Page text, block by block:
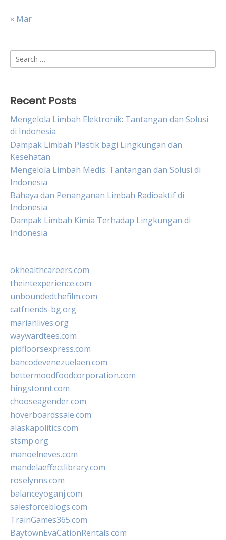
« Mar
Search
for:
Recent Posts
Mengelola Limbah Elektronik: Tantangan dan Solusi
di Indonesia
Dampak Limbah Plastik bagi Lingkungan dan
Kesehatan
Mengelola Limbah Medis: Tantangan dan Solusi di
Indonesia
Bahaya dan Penanganan Limbah Radioaktif di
Indonesia
Dampak Limbah Kimia Terhadap Lingkungan di
Indonesia
okhealthcareers.com
theintexperience.com
unboundedthefilm.com
catfriends-bg.org
marianlives.org
waywardtees.com
pidfloorsexpress.com
bancodevenezuelaen.com
bettermoodfoodcorporation.com
hingstonnt.com
chooseagender.com
hoverboardssale.com
alaskapolitics.com
stsmp.org
manoelneves.com
mandelaeffectlibrary.com
roselynns.com
balanceyoganj.com
salesforceblogs.com
TrainGames365.com
BaytownEvaCationRentals.com